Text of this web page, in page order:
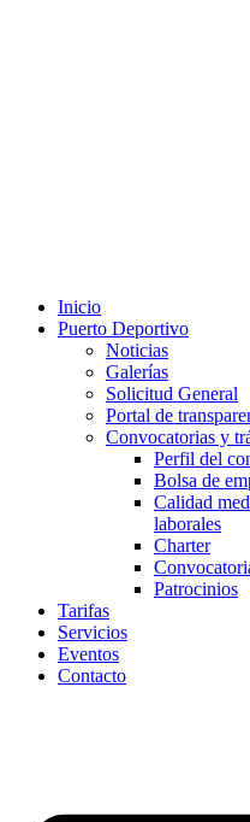
Inicio
Puerto Deportivo
Noticias
Galerías
Solicitud General
Portal de
Convocatorias y
Perfil del
Bolsa de
Calidad
laborales
Charter
Patrocinios
Tarifas
Servicios
Eventos
Contacto